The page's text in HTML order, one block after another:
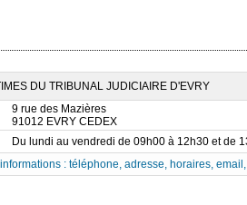
DU TRIBUNAL JUDICIAIRE D'EVRY
9 rue des Mazières
91012 EVRY CEDEX
Du lundi au vendredi de 09h00 à 12h30 et de
: téléphone, adresse, horaires,